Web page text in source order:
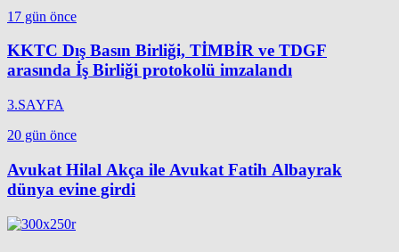
17 gün önce
KKTC Dış Basın Birliği, TİMBİR ve TDGF
arasında İş Birliği protokolü imzalandı
3.SAYFA
20 gün önce
Avukat Hilal Akça ile Avukat Fatih Albayrak
dünya evine girdi